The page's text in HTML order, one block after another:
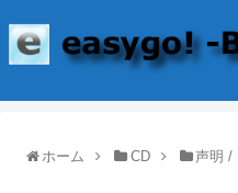
ホーム CD 声明 /